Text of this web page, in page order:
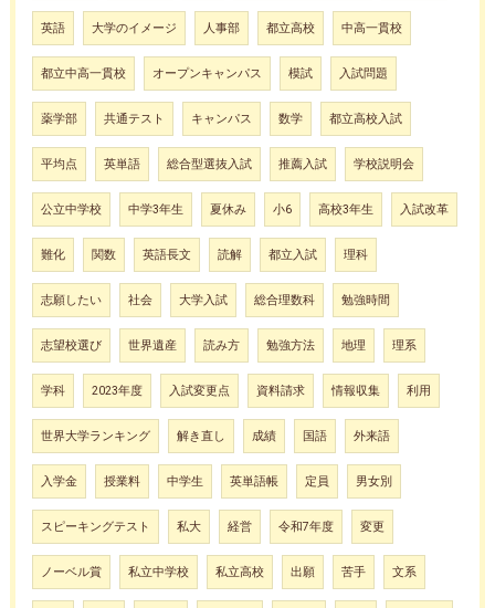
英語 大学のイメージ 人事部 都立高校 中高一貫校
都立中高一貫校 オープンキャンパス 模試 入試問題
薬学部 共通テスト キャンパス 数学 都立高校入試
平均点 英単語 総合型選抜入試 推薦入試 学校説明会
公立中学校 中学3年生 夏休み 小6 高校3年生 入試改革
難化 関数 英語長文 読解 都立入試 理科
志願したい 社会 大学入試 総合理数科 勉強時間
志望校選び 世界遺産 読み方 勉強方法 地理 理系
学科 2023年度 入試変更点 資料請求 情報収集 利用
世界大学ランキング 解き直し 成績 国語 外来語
入学金 授業料 中学生 英単語帳 定員 男女別
スピーキングテスト 私大 経営 令和7年度 変更
ノーベル賞 私立中学校 私立高校 出願 苦手 文系